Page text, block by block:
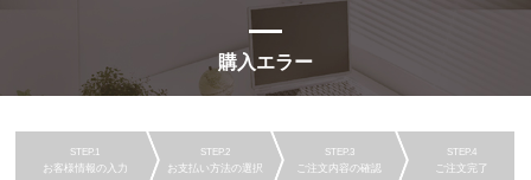
購入エラー
お客様情報の入力 お支払い方法の選択 ご注文内容の確認 ご注文完了